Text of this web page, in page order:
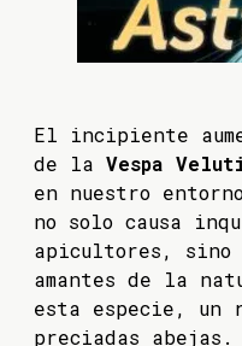
El incipiente
de la Vespa
en nuestro
no solo causa
apicultores, sino
amantes de la
esta especie, un
preciadas abejas.